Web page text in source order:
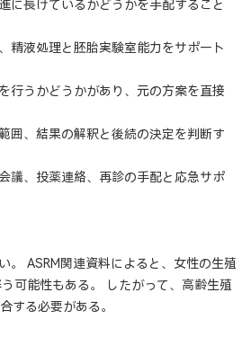
に長けているかどうかを手配すること
精液処理と胚胎実験室能力をサポート
行うかどうかがあり、元の方案を直接
囲、結果の解釈と後続の決定を判断す
議、投薬連絡、再診の手配と応急サポ
。 ASRM関連資料によると、女性の生殖
可能性もある。 したがって、高齢生殖
する必要がある。